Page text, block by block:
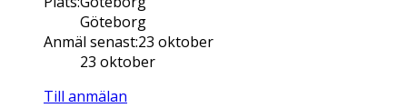
Göteborg
Anmäl senast:23 oktober
23 oktober
Till anmälan